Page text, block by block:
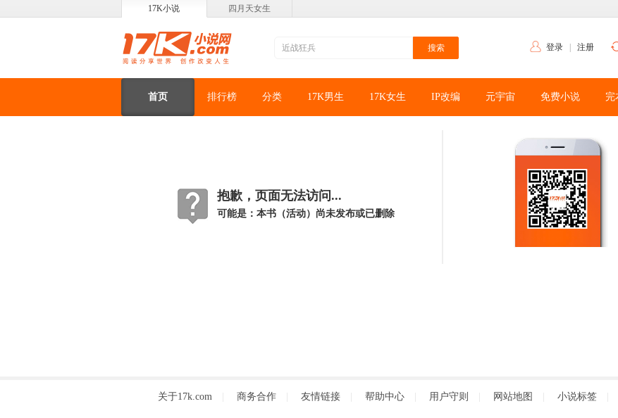
17K小说 四月天女生
登录 注册
首页 排行榜 分类 17K男生 17K女生 IP改编 元宇宙 免费小说 完
抱歉，页面无法访问...
可能是：本书（活动）尚未发布或已删除
关于17k.com 商务合作 友情链接 帮助中心 用户守则 网站地图 小说标签